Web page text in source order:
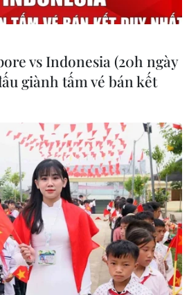
chiếm đất rừng
06/08/2026 12:36
Bộ,
Mưa lớn kéo dài gây nhiều
thiệt hại về nhà ở, giao
vs Indonesia (20h ngày
giành tấm vé bán kết